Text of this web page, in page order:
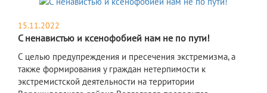
15.11.2022
С ненавистью и ксенофобией нам не по пути!
С целью предупреждения и пресечения экстремизма, а
также формирования у граждан нетерпимости к
экстремистской деятельности на территории